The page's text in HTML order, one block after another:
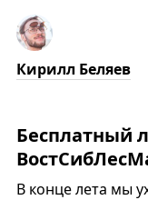
Кирилл Беляев
Бесплатный
В конце лета мы